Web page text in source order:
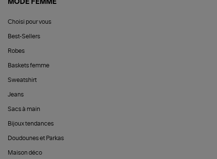
MODE FEMME
Choisi pour vous
Best-Sellers
Robes
Baskets femme
Sweatshirt
Jeans
Sacs à main
Bijoux tendances
Doudounes et Parkas
Maison déco